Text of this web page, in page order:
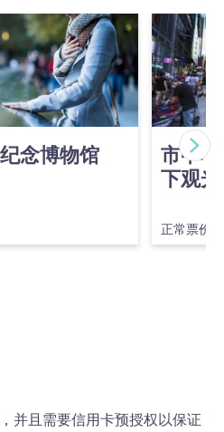
念博物馆
市中
下观
正常票价
并且需要信用卡预授权以保证